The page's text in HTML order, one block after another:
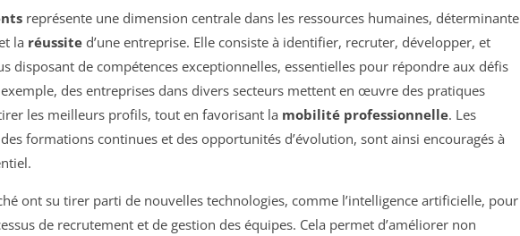
représente une dimension centrale dans les ressources humaines, déterminante
la réussite d’une entreprise. Elle consiste à identifier, recruter, développer, et
disposant de compétences exceptionnelles, essentielles pour répondre aux défis
des entreprises dans divers secteurs mettent en œuvre des pratiques
les meilleurs profils, tout en favorisant la mobilité professionnelle. Les
formations continues et des opportunités d’évolution, sont ainsi encouragés à
ont su tirer parti de nouvelles technologies, comme l’intelligence artificielle, pour
de recrutement et de gestion des équipes. Cela permet d’améliorer non